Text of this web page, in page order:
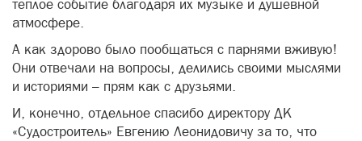
теплое событие благодаря их музыке и душевной
атмосфере.
А как здорово было пообщаться с парнями вживую!
Они отвечали на вопросы, делились своими мыслями
и историями – прям как с друзьями.
И, конечно, отдельное спасибо директору ДК
«Судостроитель» Евгению Леонидовичу за то, что